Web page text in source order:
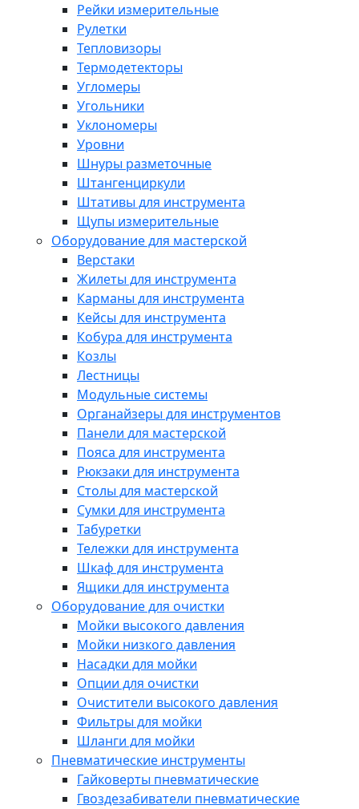
Рейки измерительные
Рулетки
Тепловизоры
Термодетекторы
Угломеры
Угольники
Уклономеры
Уровни
Шнуры разметочные
Штангенциркули
Штативы для инструмента
Щупы измерительные
Оборудование для мастерской
Верстаки
Жилеты для инструмента
Карманы для инструмента
Кейсы для инструмента
Кобура для инструмента
Козлы
Лестницы
Модульные системы
Органайзеры для инструментов
Панели для мастерской
Пояса для инструмента
Рюкзаки для инструмента
Столы для мастерской
Сумки для инструмента
Табуретки
Тележки для инструмента
Шкаф для инструмента
Ящики для инструмента
Оборудование для очистки
Мойки высокого давления
Мойки низкого давления
Насадки для мойки
Опции для очистки
Очистители высокого давления
Фильтры для мойки
Шланги для мойки
Пневматические инструменты
Гайковерты пневматические
Гвоздезабиватели пневматические